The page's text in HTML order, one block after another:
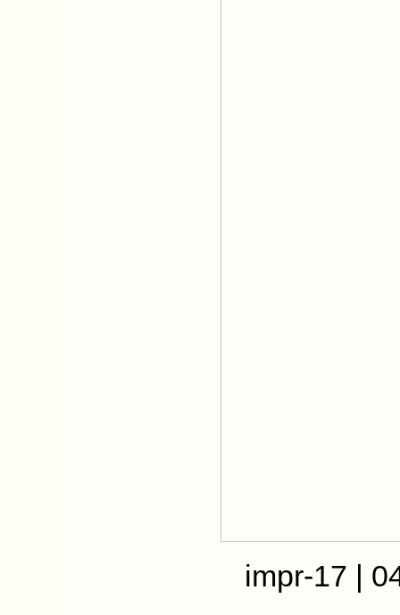
impr-17 |